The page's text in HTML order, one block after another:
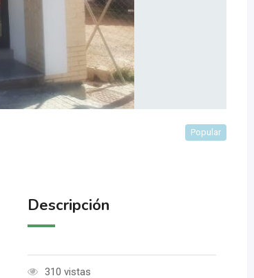
Popular
Descripción
310 vistas